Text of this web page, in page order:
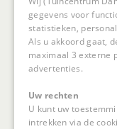
gegevens voor
statistieken,
Als u akkoord gaat,
maximaal 3 externe
advertenties.
Uw rechten
U kunt uw
intrekken via de